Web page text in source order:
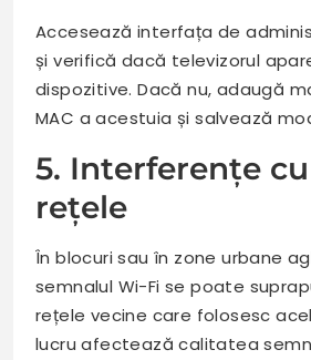
Accesează interfața de
și verifică dacă televizorul
dispozitive. Dacă nu, adaugă
MAC a acestuia și salvează
5. Interferențe
rețele
În blocuri sau în zone urbane
semnalul Wi-Fi se poate
rețele vecine care folosesc
lucru afectează calitatea